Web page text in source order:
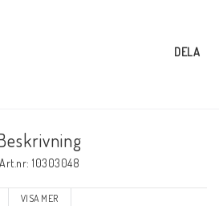
DELA
Art.nr: 10303048
VISA MER